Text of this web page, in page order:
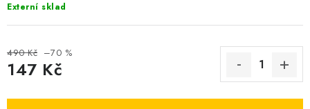
OBLÍBENÉ DROBNOSTI
ZNAČKY
Ceník dopravy
Moje objednávka
Externí sklad
490 Kč –70 %
147 Kč